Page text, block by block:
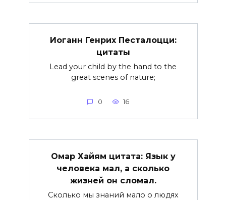
Иоганн Генрих Песталоцци:
цитаты
Lead your child by the hand to the
great scenes of nature;
0 16
Омар Хайям цитата: Язык у
человека мал, а сколько
жизней он сломал.
Сколько мы знаний мало о людях